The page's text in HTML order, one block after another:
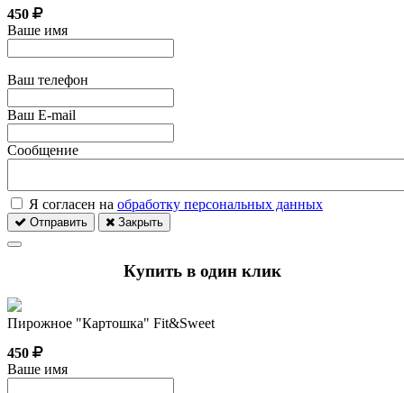
450
Ваше имя
Ваш телефон
Ваш E-mail
Сообщение
Я согласен на обработку персональных данных
Отправить Закрыть
Купить в один клик
Пирожное "Картошка" Fit&Sweet
450
Ваше имя